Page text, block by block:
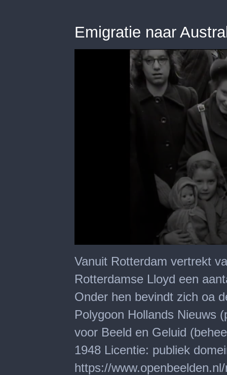
Emigratie naar
seconds
of
minute,
seconds
Vanuit Rotterdam vertrekt
Rotterdamse Lloyd een
Onder hen bevindt zich oa
Polygoon Hollands Nieuws
voor Beeld en Geluid
1948 Licentie: publiek
https://